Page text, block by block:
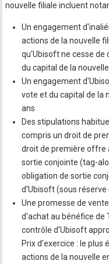
nouvelle filiale incluent
Un engagement
actions de la nouvelle
qu'Ubisoft ne cesse de
du capital de la
Un engagement
vote et du capital de la
ans
Des stipulations
compris un droit de
droit de première offre
sortie conjointe (tag-
obligation de sortie
d'Ubisoft (sous
Une promesse de
d'achat au bénéfice de
contrôle d'Ubisoft
Prix d'exercice : le plus
actions de la nouvelle